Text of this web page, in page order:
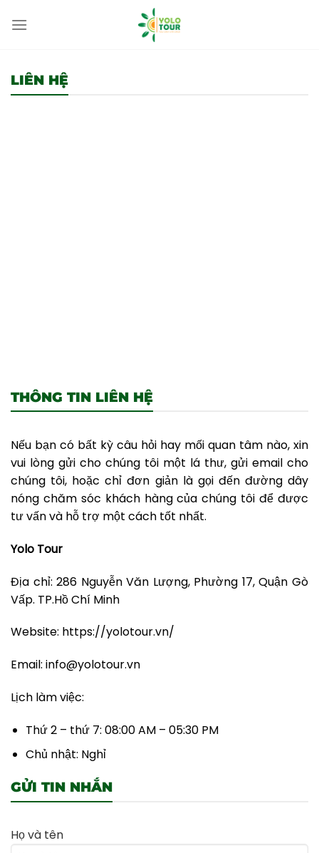
qua
LIÊN HỆ
THÔNG TIN LIÊN HỆ
Nếu bạn có bất kỳ câu hỏi hay mối quan tâm nào, xin
vui lòng gửi cho chúng tôi một lá thư, gửi email cho
chúng tôi, hoặc chỉ đơn giản là gọi đến đường dây
nóng chăm sóc khách hàng của chúng tôi để được
tư vấn và hỗ trợ một cách tốt nhất.
Yolo Tour
Địa chỉ: 286 Nguyễn Văn Lượng, Phường 17, Quận Gò
Vấp. TP.Hồ Chí Minh
Website: https://yolotour.vn/
Email: info@yolotour.vn
Lịch làm việc:
Thứ 2 – thứ 7: 08:00 AM – 05:30 PM
Chủ nhật: Nghỉ
GỬI TIN NHẮN
Họ và tên